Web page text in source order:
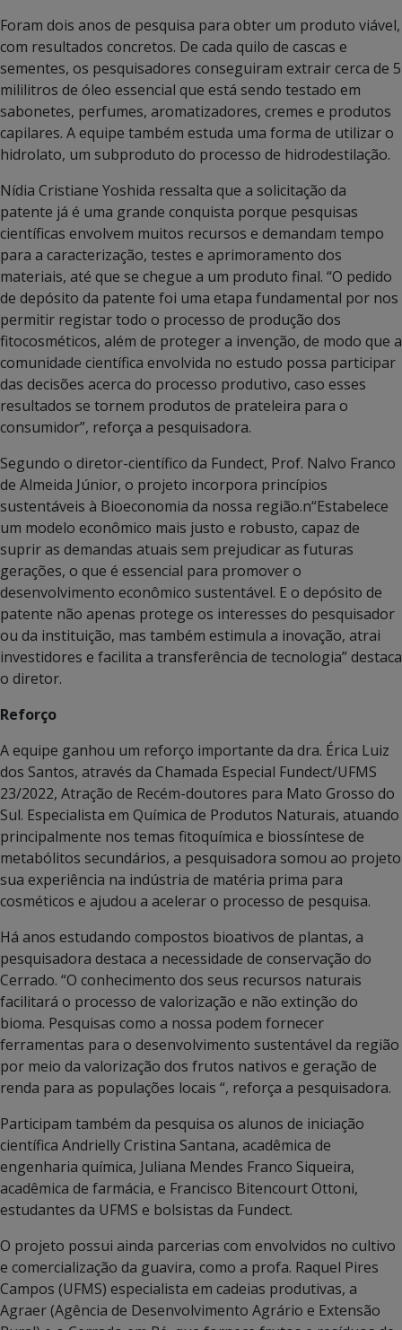
Foram dois anos de pesquisa para obter um produto viável,
com resultados concretos. De cada quilo de cascas e
sementes, os pesquisadores conseguiram extrair cerca de 5
mililitros de óleo essencial que está sendo testado em
sabonetes, perfumes, aromatizadores, cremes e produtos
capilares. A equipe também estuda uma forma de utilizar o
hidrolato, um subproduto do processo de hidrodestilação.
Nídia Cristiane Yoshida ressalta que a solicitação da
patente já é uma grande conquista porque pesquisas
científicas envolvem muitos recursos e demandam tempo
para a caracterização, testes e aprimoramento dos
materiais, até que se chegue a um produto final. “O pedido
de depósito da patente foi uma etapa fundamental por nos
permitir registar todo o processo de produção dos
fitocosméticos, além de proteger a invenção, de modo que a
comunidade científica envolvida no estudo possa participar
das decisões acerca do processo produtivo, caso esses
resultados se tornem produtos de prateleira para o
consumidor”, reforça a pesquisadora.
Segundo o diretor-científico da Fundect, Prof. Nalvo Franco
de Almeida Júnior, o projeto incorpora princípios
sustentáveis à Bioeconomia da nossa região.n“Estabelece
um modelo econômico mais justo e robusto, capaz de
suprir as demandas atuais sem prejudicar as futuras
gerações, o que é essencial para promover o
desenvolvimento econômico sustentável. E o depósito de
patente não apenas protege os interesses do pesquisador
ou da instituição, mas também estimula a inovação, atrai
investidores e facilita a transferência de tecnologia” destaca
o diretor.
Reforço
A equipe ganhou um reforço importante da dra. Érica Luiz
dos Santos, através da Chamada Especial Fundect/UFMS
23/2022, Atração de Recém-doutores para Mato Grosso do
Sul. Especialista em Química de Produtos Naturais, atuando
principalmente nos temas fitoquímica e biossíntese de
metabólitos secundários, a pesquisadora somou ao projeto
sua experiência na indústria de matéria prima para
cosméticos e ajudou a acelerar o processo de pesquisa.
Há anos estudando compostos bioativos de plantas, a
pesquisadora destaca a necessidade de conservação do
Cerrado. “O conhecimento dos seus recursos naturais
facilitará o processo de valorização e não extinção do
bioma. Pesquisas como a nossa podem fornecer
ferramentas para o desenvolvimento sustentável da região
por meio da valorização dos frutos nativos e geração de
renda para as populações locais “, reforça a pesquisadora.
Participam também da pesquisa os alunos de iniciação
científica Andrielly Cristina Santana, acadêmica de
engenharia química, Juliana Mendes Franco Siqueira,
acadêmica de farmácia, e Francisco Bitencourt Ottoni,
estudantes da UFMS e bolsistas da Fundect.
O projeto possui ainda parcerias com envolvidos no cultivo
e comercialização da guavira, como a profa. Raquel Pires
Campos (UFMS) especialista em cadeias produtivas, a
Agraer (Agência de Desenvolvimento Agrário e Extensão